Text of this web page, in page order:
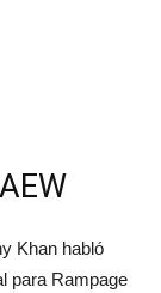
Khan habló
para Rampage